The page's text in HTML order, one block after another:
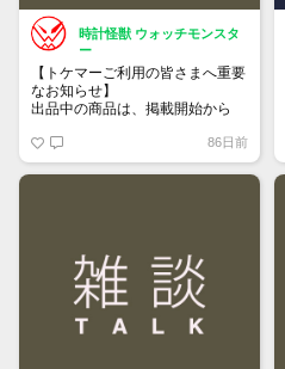
時計怪獣 ウォッチモンスタ
ー
【トケマーご利用の皆さまへ重要
なお知らせ】
出品中の商品は、掲載開始から
「下書き」へ戻ります。
トップページでお気に入り登録が
86日前